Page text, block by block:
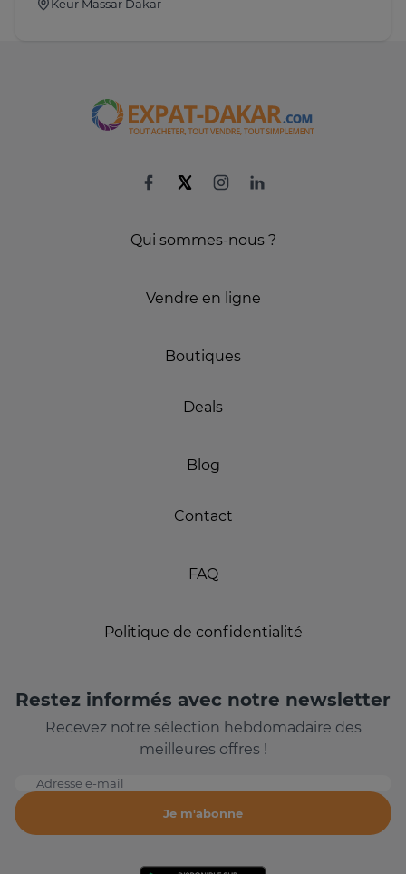
Keur Massar Dakar
Qui sommes-nous ?
Vendre en ligne
Boutiques
Deals
Blog
Contact
FAQ
Politique de confidentialité
Restez informés avec notre newsletter
Recevez notre sélection hebdomadaire des
meilleures offres !
Adresse e-mail
Je m'abonne